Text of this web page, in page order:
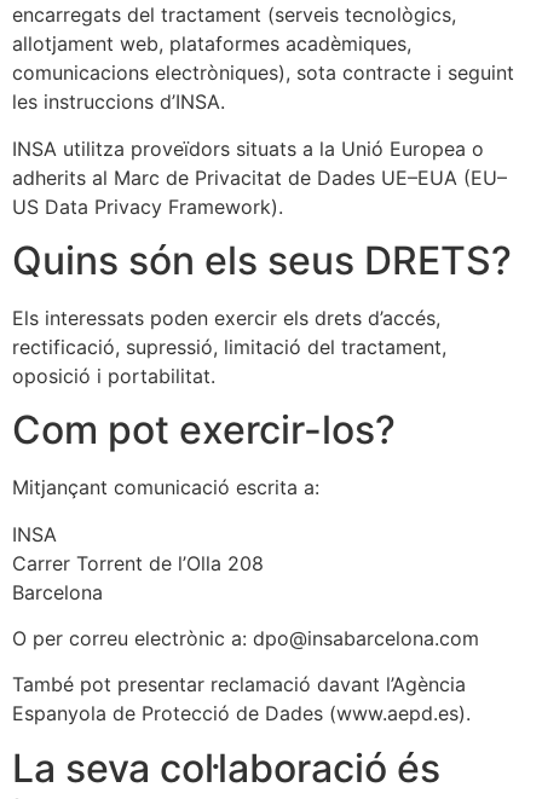
encarregats del tractament (serveis tecnològics,
allotjament web, plataformes acadèmiques,
comunicacions electròniques), sota contracte i seguint
les instruccions d’INSA.
INSA utilitza proveïdors situats a la Unió Europea o
adherits al Marc de Privacitat de Dades UE–EUA (EU–
US Data Privacy Framework).
Quins són els seus DRETS?
Els interessats poden exercir els drets d’accés,
rectificació, supressió, limitació del tractament,
oposició i portabilitat.
Com pot exercir-los?
Mitjançant comunicació escrita a:
INSA
Carrer Torrent de l’Olla 208
Barcelona
O per correu electrònic a: dpo@insabarcelona.com
També pot presentar reclamació davant l’Agència
Espanyola de Protecció de Dades (www.aepd.es).
La seva col·laboració és